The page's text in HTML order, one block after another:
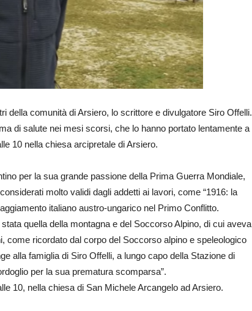
della comunità di Arsiero, lo scrittore e divulgatore Siro Offelli.
di salute nei mesi scorsi, che lo hanno portato lentamente a
10 nella chiesa arcipretale di Arsiero.
per la sua grande passione della Prima Guerra Mondiale,
molto validi dagli addetti ai lavori, come “1916: la
italiano austro-ungarico nel Primo Conflitto.
quella della montagna e del Soccorso Alpino, di cui aveva
come ricordato dal corpo del Soccorso alpino e speleologico
alla famiglia di Siro Offelli, a lungo capo della Stazione di
per la sua prematura scomparsa”.
10, nella chiesa di San Michele Arcangelo ad Arsiero.